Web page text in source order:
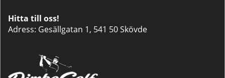
Hitta till oss!
Adress: Gesällgatan 1, 541 50 Skövde